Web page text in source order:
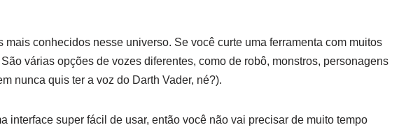
mais conhecidos nesse universo. Se você curte uma ferramenta com muitos
várias opções de vozes diferentes, como de robô, monstros, personagens
nunca quis ter a voz do Darth Vader, né?).
interface super fácil de usar, então você não vai precisar de muito tempo